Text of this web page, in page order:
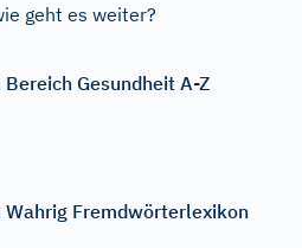
geht es weiter?
Gesundheit A-Z
Fremdwörterlexikon